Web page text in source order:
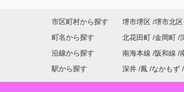
市区町村から探す 堺市堺区 堺市北区
町名から探す
北花田町 金岡町
沿線から探す
南海本線 阪和線
駅から探す
深井 鳳 なかもず